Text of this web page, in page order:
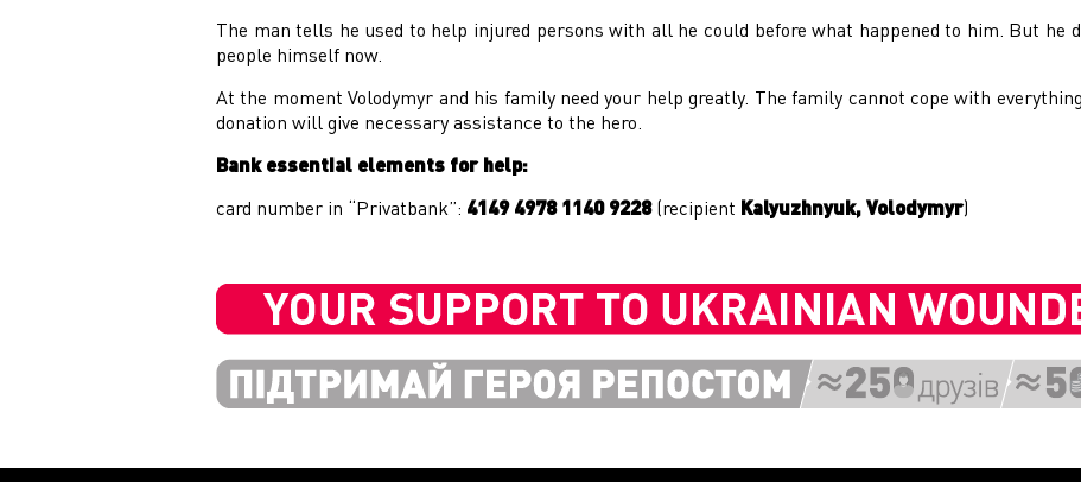
The man tells he used to help injured persons with all he could before what happened to him. But he
people himself now.
At the moment Volodymyr and his family need your help greatly. The family cannot cope with
donation will give necessary assistance to the hero.
Bank essential elements for help:
card number in “Privatbank”: 4149 4978 1140 9228(recipient Kalyuzhnyuk, Volodymyr)